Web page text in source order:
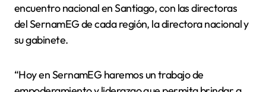
encuentro nacional en Santiago, con las directoras
del SernamEG de cada región, la directora nacional y
su gabinete.
“Hoy en SernamEG haremos un trabajo de